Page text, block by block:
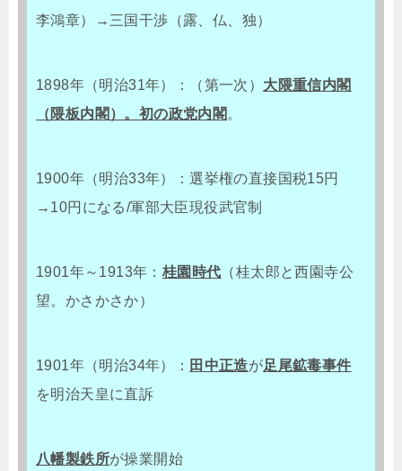
李鴻章）→三国干渉（露、仏、独）
1898年（明治31年）：（第一次） 大隈重信内閣
（隈板内閣）。初の政党内閣 。
1900年（明治33年）：選挙権の直接国税15円
→10円になる/軍部大臣現役武官制
1901年～1913年： 桂園時代 （桂太郎と西園寺公
望。かさかさか）
1901年（明治34年）： 田中正造が足尾鉱毒事件
を明治天皇に直訴
八幡製鉄所が操業開始